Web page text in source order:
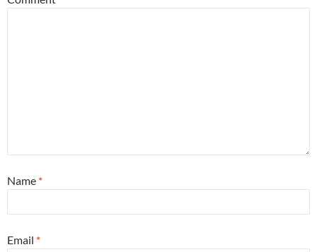
Name *
Email *